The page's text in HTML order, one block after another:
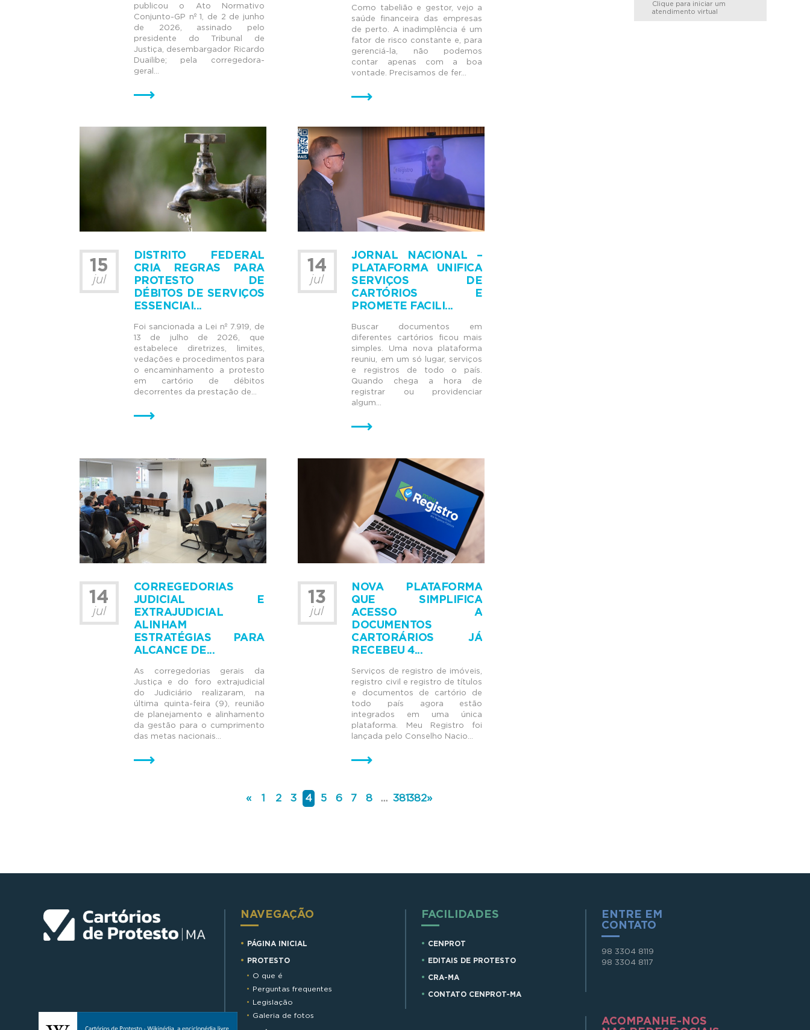
publicou o Ato Normativo
Conjunto-GP nº 1, de 2 de junho
de 2026, assinado pelo
presidente do Tribunal de
Justiça, desembargador Ricardo
Duailibe; pela corregedora-
geral...
Como tabelião e gestor, vejo a
saúde financeira das empresas
de perto. A inadimplência é um
fator de risco constante e, para
gerenciá-la, não podemos
contar apenas com a boa
vontade. Precisamos de fer...
15
jul
DISTRITO FEDERAL
CRIA REGRAS PARA
PROTESTO DE
DÉBITOS DE SERVIÇOS
ESSENCIAI...
Foi sancionada a Lei nº 7.919, de
13 de julho de 2026, que
estabelece diretrizes, limites,
vedações e procedimentos para
o encaminhamento a protesto
em cartório de débitos
decorrentes da prestação de...
14
jul
JORNAL NACIONAL –
PLATAFORMA UNIFICA
SERVIÇOS DE
CARTÓRIOS E
PROMETE FACILI...
Buscar documentos em
diferentes cartórios ficou mais
simples. Uma nova plataforma
reuniu, em um só lugar, serviços
e registros de todo o país.
Quando chega a hora de
registrar ou providenciar
algum...
14
jul
CORREGEDORIAS
JUDICIAL E
EXTRAJUDICIAL
ALINHAM
ESTRATÉGIAS PARA
ALCANCE DE...
As corregedorias gerais da
Justiça e do foro extrajudicial
do Judiciário realizaram, na
última quinta-feira (9), reunião
de planejamento e alinhamento
da gestão para o cumprimento
das metas nacionais...
13
jul
NOVA PLATAFORMA
QUE SIMPLIFICA
ACESSO A
DOCUMENTOS
CARTORÁRIOS JÁ
RECEBEU 4...
Serviços de registro de imóveis,
registro civil e registro de títulos
e documentos de cartório de
todo país agora estão
integrados em uma única
plataforma. Meu Registro foi
lançada pelo Conselho Nacio...
« 1 2 3 4 5 6 7 8 ... 381382»
Clique para iniciar um
atendimento virtual
NAVEGAÇÃO
PÁGINA INICIAL
PROTESTO
O que é
Perguntas frequentes
Legislação
Galeria de fotos
FACILIDADES
CENPROT
EDITAIS DE PROTESTO
CRA-MA
CONTATO CENPROT-MA
ENTRE EM
CONTATO
98 3304 8119
98 3304 8117
ACOMPANHE-NOS